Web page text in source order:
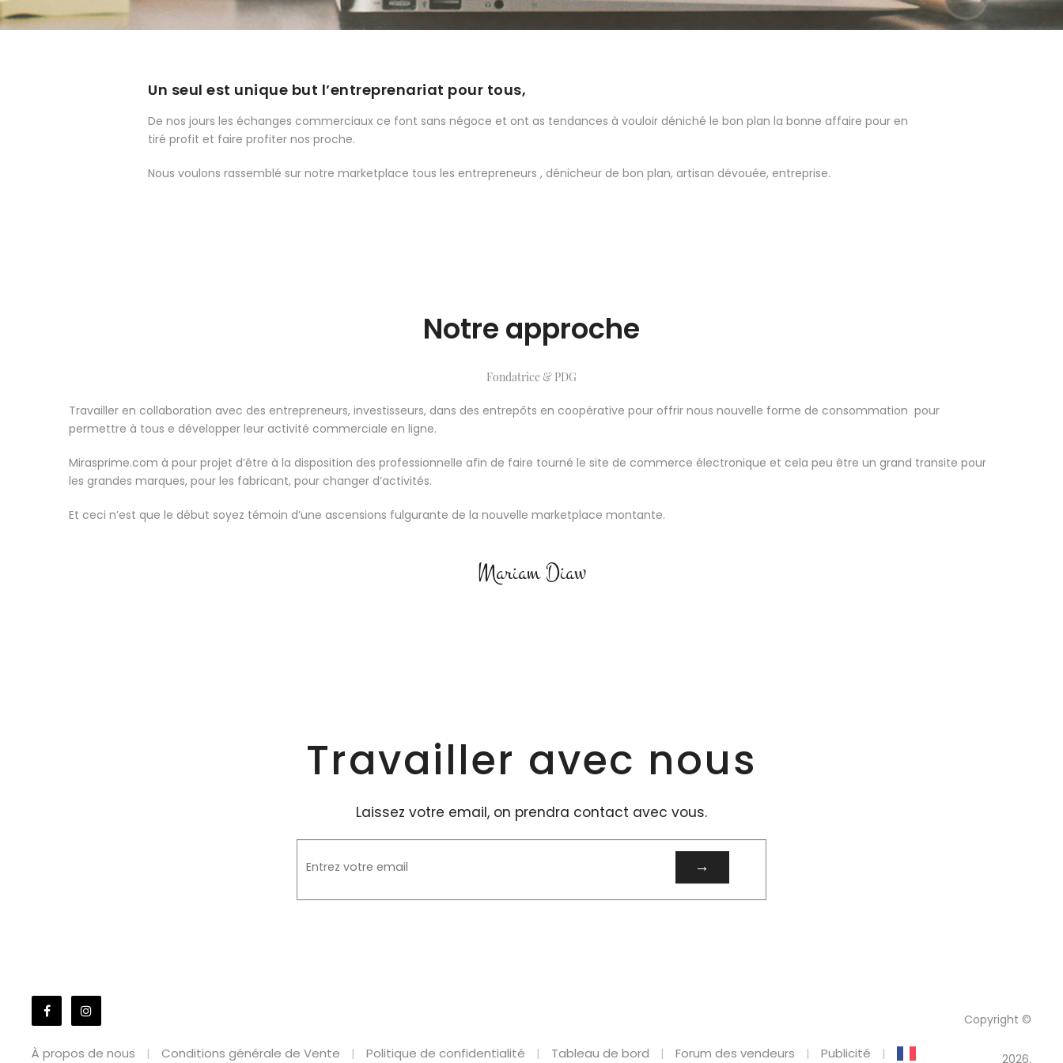
Un seul est unique but l’entreprenariat pour tous,
De nos jours les échanges commerciaux ce font sans négoce et ont as tendances à vouloir déniché le bon plan la bonne affaire pour en
tiré profit et faire profiter nos proche.
Nous voulons rassemblé sur notre marketplace tous les entrepreneurs , dénicheur de bon plan, artisan dévouée, entreprise.
Notre approche
Fondatrice & PDG
Travailler en collaboration avec des entrepreneurs, investisseurs, dans des entrepôts en coopérative pour offrir nous nouvelle forme de consommation pour
permettre à tous e développer leur activité commerciale en ligne.
Mirasprime.com à pour projet d’être à la disposition des professionnelle afin de faire tourné le site de commerce électronique et cela peu être un grand transite pour
les grandes marques, pour les fabricant, pour changer d’activités.
Et ceci n’est que le début soyez témoin d’une ascensions fulgurante de la nouvelle marketplace montante.
Mariam Diaw
Travailler avec nous
À propos de nous Conditions générale de Vente Politique de confidentialité Tableau de bord Forum des vendeurs Publicité
Copyright ©
2026.